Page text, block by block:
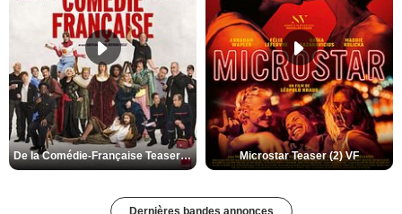
De la Comédie-Française Teaser (3) VF Microstar Teaser (2) VF
Dernières bandes annonces